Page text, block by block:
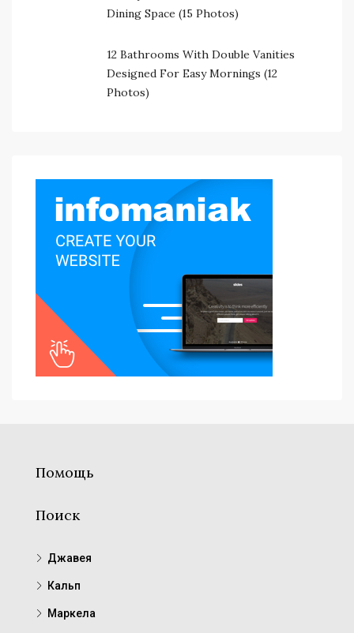
Dining Space (15 Photos)
12 Bathrooms With Double Vanities
Designed For Easy Mornings (12
Photos)
Помощь
Поиск
Джавея
Кальп
Маркела